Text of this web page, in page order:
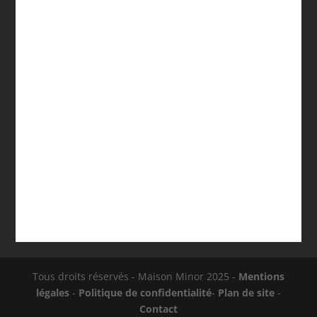
Tous droits réservés - Maison Minor 2025 - Mentions
légales- Politique de confidentialité- Plan de site-
Contact